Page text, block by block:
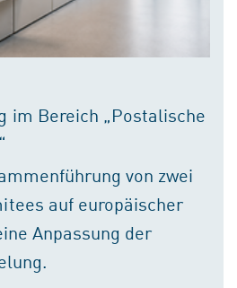
im Bereich „Postalische
von zwei
auf europäischer
Anpassung der